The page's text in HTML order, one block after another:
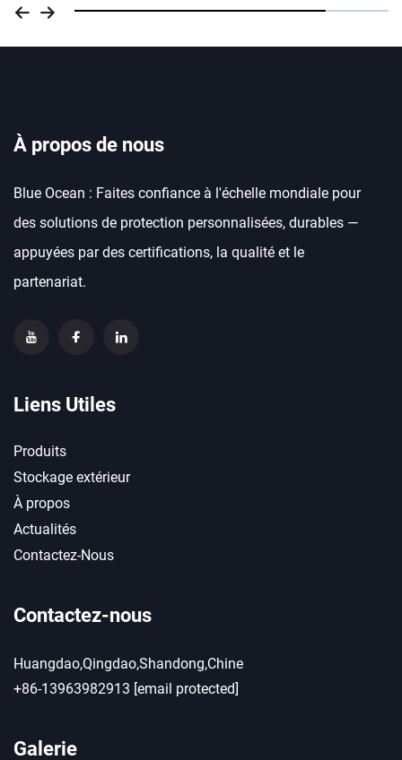
À propos de nous
Blue Ocean : Faites confiance à l'échelle mondiale pour
des solutions de protection personnalisées, durables —
appuyées par des certifications, la qualité et le
partenariat.
Liens Utiles
Produits
Stockage extérieur
À propos
Actualités
Contactez-Nous
Contactez-nous
Huangdao,Qingdao,Shandong,Chine
+86-13963982913 [email protected]
Galerie